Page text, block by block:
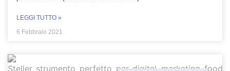
LEGGI TUTTO »
6 Febbraio 2021